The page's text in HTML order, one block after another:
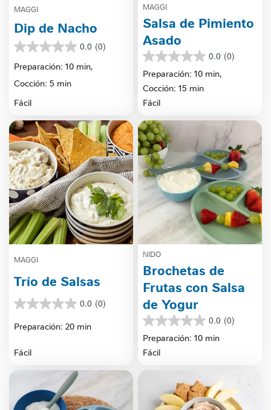
MAGGI
Dip de Nacho
0.0 (0)
0.0
de
5
estrellas.
Preparación: 10 min,
Cocción: 5 min
Fácil
MAGGI
Salsa de Pimiento
Asado
0.0 (0)
0.0
de
estrellas.
Preparación: 10 min,
Cocción: 15 min
Fácil
MAGGI
Trío de Salsas
0.0 (0)
0.0
5
Preparación: 20 min
Fácil
NIDO
Brochetas de
Frutas con Salsa
de Yogur
0.0 (0)
0.0
de
estrellas.
Preparación: 10 min
Fácil